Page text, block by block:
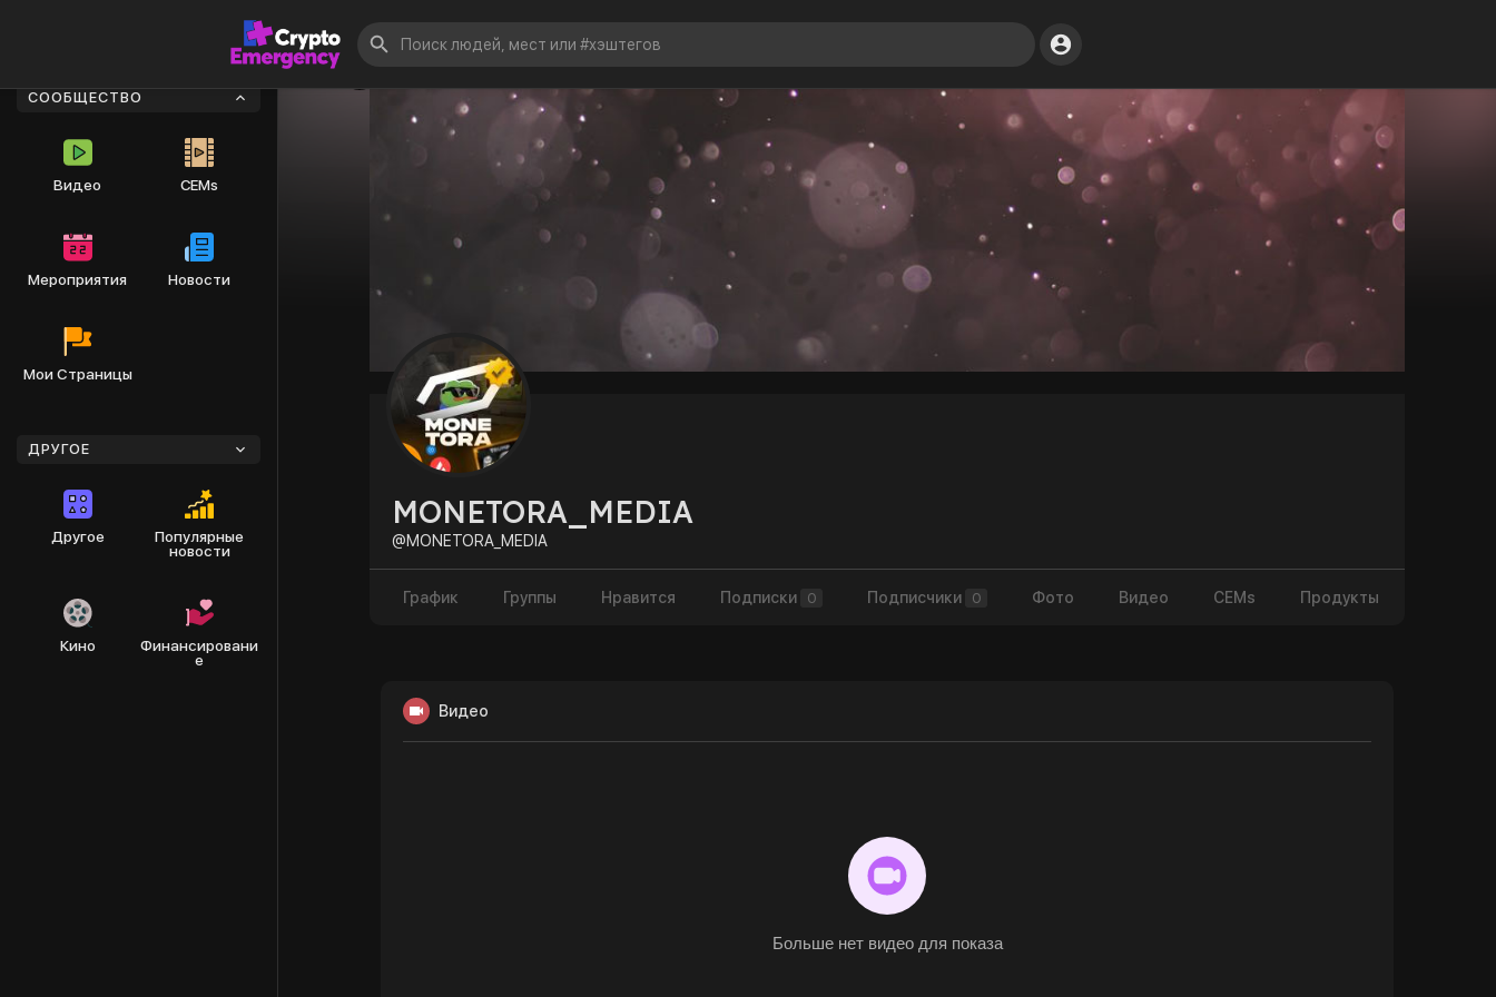
СООБЩЕСТВО
Видео CEMs
Мероприятия Новости
Мои Страницы
ДРУГОЕ
Другое
Популярные
новости
Кино
Финансировани
е
MONETORA_MEDIA
@MONETORA_MEDIA
График Группы Нравится Подписки 0 Подписчики 0 Фото Видео CEMs Продукты
Видео
Больше нет видео для показа